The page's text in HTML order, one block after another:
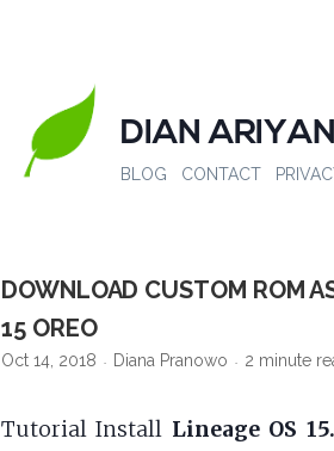
DIAN
BLOG CONTACT
DOWNLOAD CUSTOM ROM
15 OREO
Oct 14, 2018 Diana Pranowo 2 minute
Tutorial Install Lineage OS